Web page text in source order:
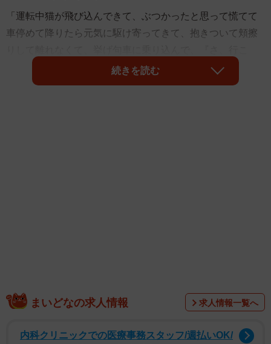
「運転中猫が飛び込んできて、ぶつかったと思って慌てて
車停めて降りたら元気に駆け寄ってきて、抱きついて頬擦
う！』って顔されて、今うちにいるという、この質の悪す
ぎる当たり屋どうしてくれよう……（警察には届けたし皮
今回のリプ欄には、「ジブリ作品みたいな夢を感じる話」
たり屋っぽい話いろんなとこで聞くんだけど、猫界隈のど
続きを読む
まいどなの求人情報 求人情報一覧へ
内科クリニックでの医療事務スタッフ/週払いOK/